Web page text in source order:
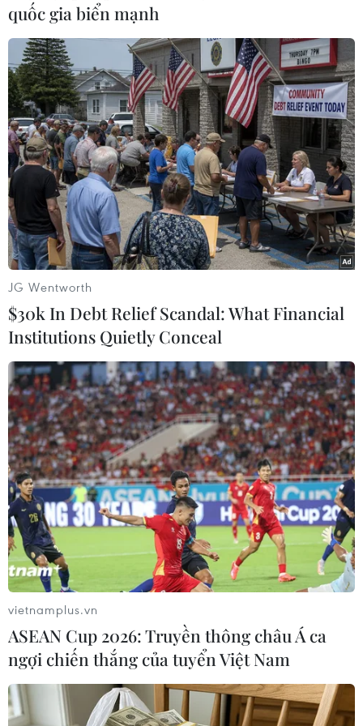
#Dụng cụ học tập #Phú Thọ
#Đoan Hùng
#Trường Tiểu học Bằng Luân
#Học sinh Phú Thọ
7 học sinh đội tuyển Việt
Nam đoạt huy chương tại
Olympic AI quốc tế
07/08/2026 15:27
Bảo đảm chính xác, công
khai điểm chuẩn tuyển
sinh các trường quân đội
07/08/2026 12:26
quốc gia biển mạnh
JG Wentworth
$30k In Debt Relief Scandal: What Financial
Institutions Quietly Conceal
vietnamplus.vn
ASEAN Cup 2026: Truyền thông châu Á ca
ngợi chiến thắng của tuyển Việt Nam